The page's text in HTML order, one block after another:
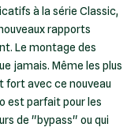
à la série Classic,
rapports
Le montage des
jamais. Même les plus
fort avec ce nouveau
est parfait pour les
de "bypass" ou qui